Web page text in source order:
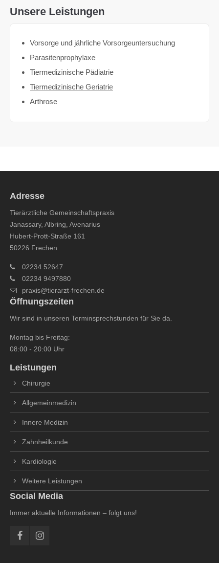
Unsere Leistungen
Vorsorge und jährliche Vorsorgeuntersuchung
Parasitenprophylaxe
Tiermedizinische Pädiatrie
Tiermedizinische Geriatrie
Arthrose
Adresse
Tierärztliche Gemeinschaftspraxis
Janassary, Albring, Avenarius
Hubert-Prott-Straße 161
50226 Frechen
02234 52647
02234 9497880
praxis@tierarzt-frechen.de
Öffnungszeiten
Wir sind in unseren Terminsprechstunden für Sie da.
Montag bis Freitag:
08:00 - 20:00 Uhr
Leistungen
Chirurgie
Allgemeinmedizin
Innere Medizin
Zahnheilkunde
Kardiologie
Weitere Leistungen
Social Media
Immer aktuelle Informationen – folgt uns!